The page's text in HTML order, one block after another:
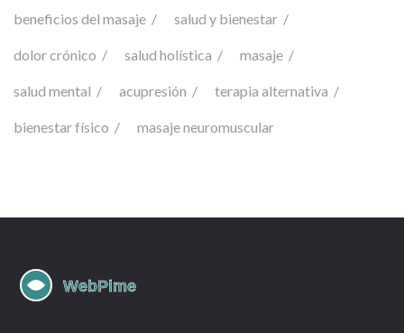
beneficios del masaje salud y bienestar
dolor crónico salud holística masaje
salud mental acupresión terapia alternativa
bienestar físico masaje neuromuscular